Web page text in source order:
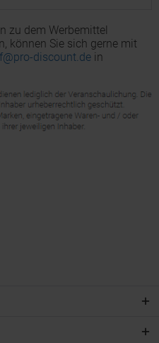
zu dem Werbemittel
können Sie sich gerne mit
discount.de in